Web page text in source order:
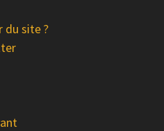
du site ?